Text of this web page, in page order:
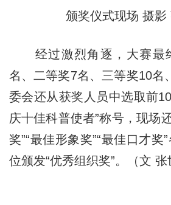
颁奖仪式现场 摄影
经过激烈角逐，大赛最
名、二等奖7名、三等奖10名
委会还从获奖人员中选取前
庆十佳科普使者”称号，现场
奖”“最佳形象奖”“最佳口才奖
位颁发“优秀组织奖”。（文 张